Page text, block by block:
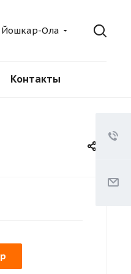
Йошкар-Ола
Контакты